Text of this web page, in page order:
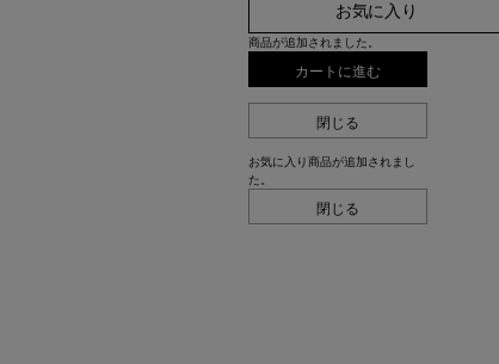
お気に入り
商品が追加されました。
カートに進む
閉じる
お気に入り商品が追加されまし
た。
閉じる